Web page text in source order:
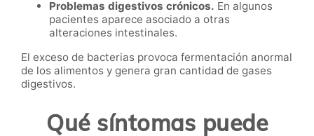
Problemas digestivos crónicos. En algunos
pacientes aparece asociado a otras
alteraciones intestinales.
El exceso de bacterias provoca fermentación anormal
de los alimentos y genera gran cantidad de gases
digestivos.
Qué síntomas puede